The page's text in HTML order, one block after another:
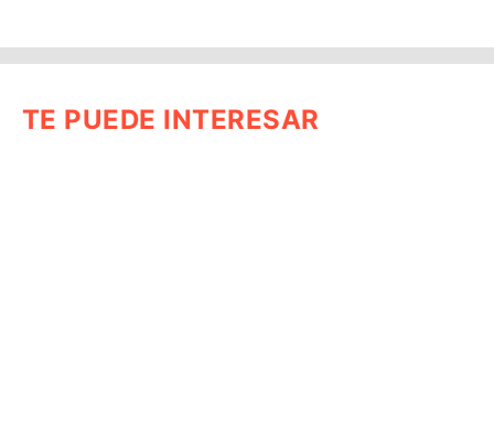
TE PUEDE INTERESAR